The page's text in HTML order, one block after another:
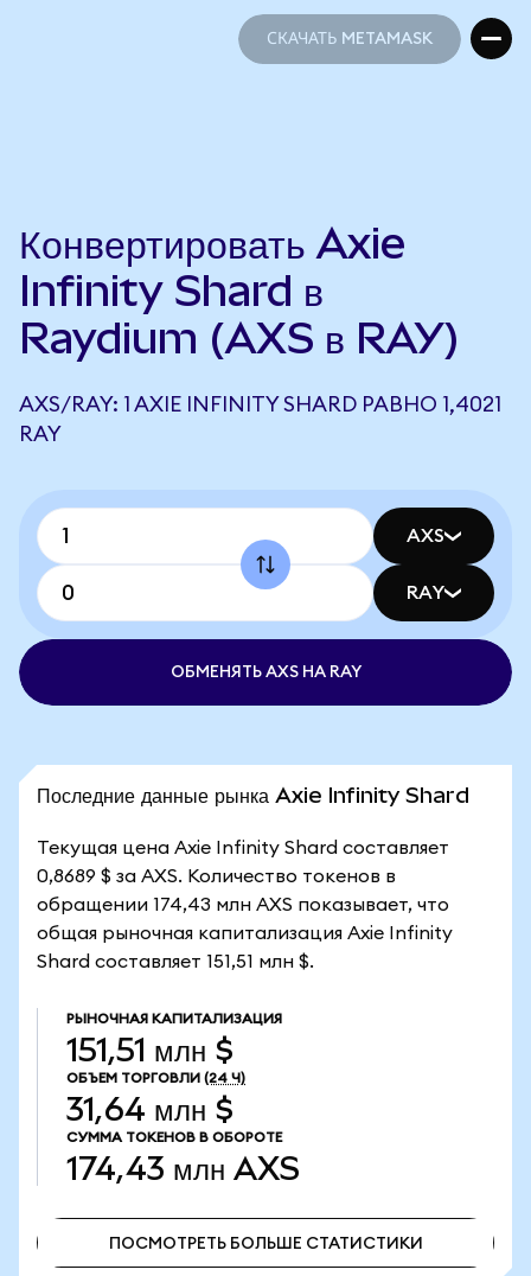
СКАЧАТЬ METAMASK
Конвертировать Axie
Infinity Shard в
Raydium (AXS в RAY)
AXS/RAY: 1 AXIE INFINITY SHARD РАВНО 1,4021
RAY
AXS
RAY
ОБМЕНЯТЬ AXS НА RAY
Последние данные рынка Axie Infinity Shard
Текущая цена Axie Infinity Shard составляет
0,8689 $ за AXS. Количество токенов в
обращении 174,43 млн AXS показывает, что
общая рыночная капитализация Axie Infinity
Shard составляет 151,51 млн $.
РЫНОЧНАЯ КАПИТАЛИЗАЦИЯ
151,51 млн $
ОБЪЕМ ТОРГОВЛИ (24 Ч)
31,64 млн $
СУММА ТОКЕНОВ В ОБОРОТЕ
174,43 млн AXS
ПОСМОТРЕТЬ БОЛЬШЕ СТАТИСТИКИ